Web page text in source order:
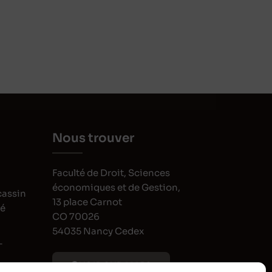
Nous trouver
Faculté de Droit, Sciences
économiques et de Gestion,
13 place Carnot
CO 70026
54035 Nancy Cedex
VOIR SUR MAPS